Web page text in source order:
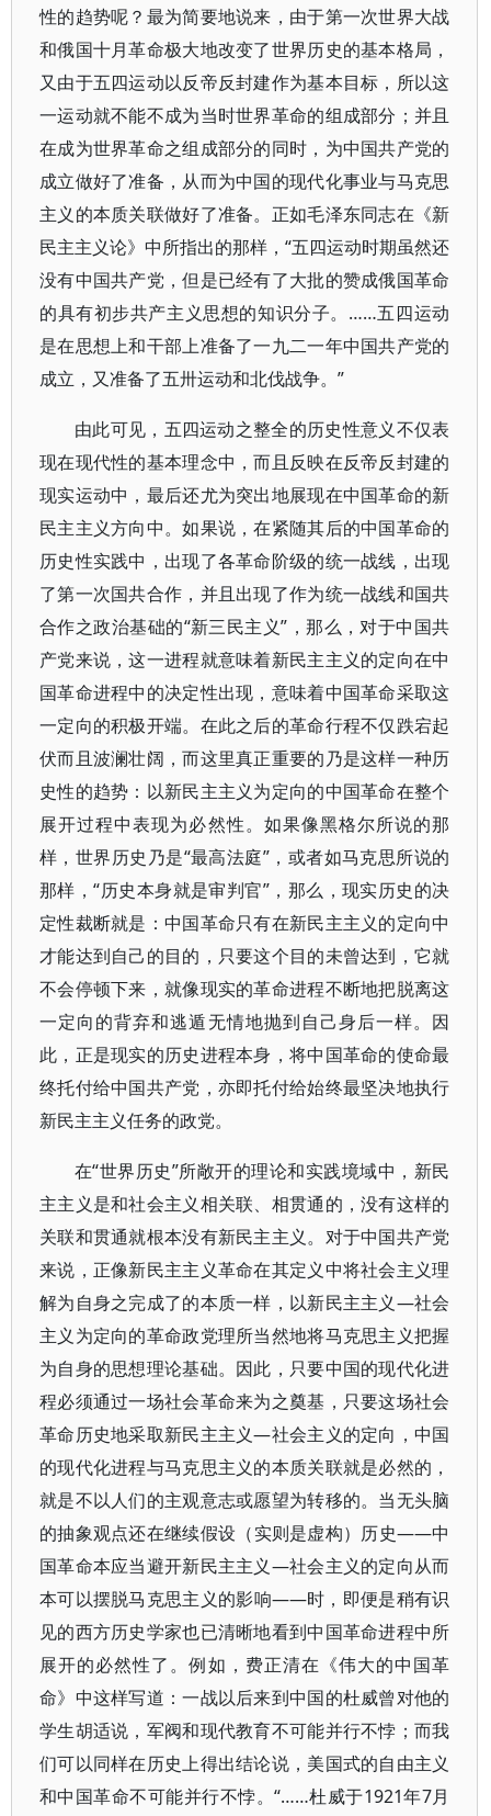
性的趋势呢？最为简要地说来，由于第一次世界大战
和俄国十月革命极大地改变了世界历史的基本格局，
又由于五四运动以反帝反封建作为基本目标，所以这
一运动就不能不成为当时世界革命的组成部分；并且
在成为世界革命之组成部分的同时，为中国共产党的
成立做好了准备，从而为中国的现代化事业与马克思
主义的本质关联做好了准备。正如毛泽东同志在《新
民主主义论》中所指出的那样，“五四运动时期虽然还
没有中国共产党，但是已经有了大批的赞成俄国革命
的具有初步共产主义思想的知识分子。……五四运动
是在思想上和干部上准备了一九二一年中国共产党的
成立，又准备了五卅运动和北伐战争。”
由此可见，五四运动之整全的历史性意义不仅表
现在现代性的基本理念中，而且反映在反帝反封建的
现实运动中，最后还尤为突出地展现在中国革命的新
民主主义方向中。如果说，在紧随其后的中国革命的
历史性实践中，出现了各革命阶级的统一战线，出现
了第一次国共合作，并且出现了作为统一战线和国共
合作之政治基础的“新三民主义”，那么，对于中国共
产党来说，这一进程就意味着新民主主义的定向在中
国革命进程中的决定性出现，意味着中国革命采取这
一定向的积极开端。在此之后的革命行程不仅跌宕起
伏而且波澜壮阔，而这里真正重要的乃是这样一种历
史性的趋势：以新民主主义为定向的中国革命在整个
展开过程中表现为必然性。如果像黑格尔所说的那
样，世界历史乃是“最高法庭”，或者如马克思所说的
那样，“历史本身就是审判官”，那么，现实历史的决
定性裁断就是：中国革命只有在新民主主义的定向中
才能达到自己的目的，只要这个目的未曾达到，它就
不会停顿下来，就像现实的革命进程不断地把脱离这
一定向的背弃和逃遁无情地抛到自己身后一样。因
此，正是现实的历史进程本身，将中国革命的使命最
终托付给中国共产党，亦即托付给始终最坚决地执行
新民主主义任务的政党。
在“世界历史”所敞开的理论和实践境域中，新民
主主义是和社会主义相关联、相贯通的，没有这样的
关联和贯通就根本没有新民主主义。对于中国共产党
来说，正像新民主主义革命在其定义中将社会主义理
解为自身之完成了的本质一样，以新民主主义—社会
主义为定向的革命政党理所当然地将马克思主义把握
为自身的思想理论基础。因此，只要中国的现代化进
程必须通过一场社会革命来为之奠基，只要这场社会
革命历史地采取新民主主义—社会主义的定向，中国
的现代化进程与马克思主义的本质关联就是必然的，
就是不以人们的主观意志或愿望为转移的。当无头脑
的抽象观点还在继续假设（实则是虚构）历史——中
国革命本应当避开新民主主义—社会主义的定向从而
本可以摆脱马克思主义的影响——时，即便是稍有识
见的西方历史学家也已清晰地看到中国革命进程中所
展开的必然性了。例如，费正清在《伟大的中国革
命》中这样写道：一战以后来到中国的杜威曾对他的
学生胡适说，军阀和现代教育不可能并行不悖；而我
们可以同样在历史上得出结论说，美国式的自由主义
和中国革命不可能并行不悖。“……杜威于1921年7月